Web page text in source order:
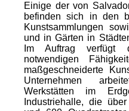
Einige der von
befinden sich in den
Kunstsammlungen
und in Gärten in
Im Auftrag
notwendigen
maßgeschneiderte
Unternehmen
Werkstätten im
Industriehalle, die